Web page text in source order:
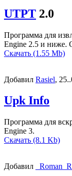
UTPT 2.0
Программа для
Engine 2.5 и ниже.
Скачать (1.55 Mb)
Добавил Rasiel,
Upk Info
Программа для
Engine 3.
Скачать (8.1 Kb)
Добавил